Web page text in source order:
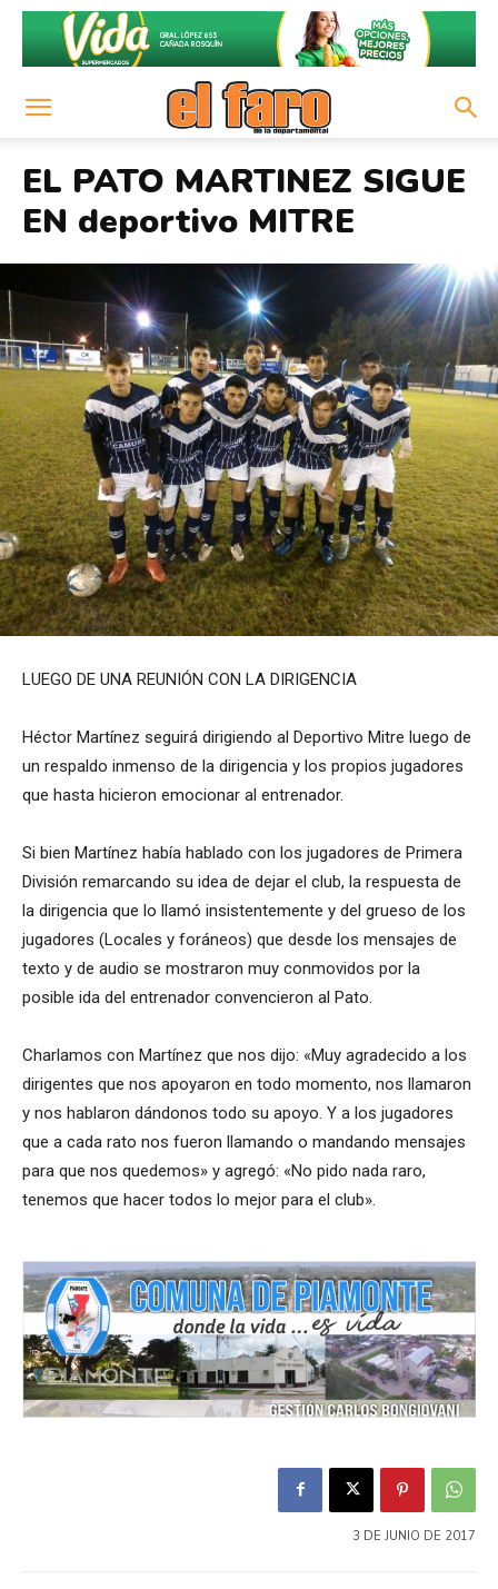
EL PATO MARTINEZ SIGUE
EN deportivo MITRE
LUEGO DE UNA REUNIÓN CON LA DIRIGENCIA
Héctor Martínez seguirá dirigiendo al Deportivo Mitre luego de
un respaldo inmenso de la dirigencia y los propios jugadores
que hasta hicieron emocionar al entrenador.
Si bien Martínez había hablado con los jugadores de Primera
División remarcando su idea de dejar el club, la respuesta de
la dirigencia que lo llamó insistentemente y del grueso de los
jugadores (Locales y foráneos) que desde los mensajes de
texto y de audio se mostraron muy conmovidos por la
posible ida del entrenador convencieron al Pato.
Charlamos con Martínez que nos dijo: «Muy agradecido a los
dirigentes que nos apoyaron en todo momento, nos llamaron
y nos hablaron dándonos todo su apoyo. Y a los jugadores
que a cada rato nos fueron llamando o mandando mensajes
para que nos quedemos» y agregó: «No pido nada raro,
tenemos que hacer todos lo mejor para el club».
3 DE JUNIO DE 2017